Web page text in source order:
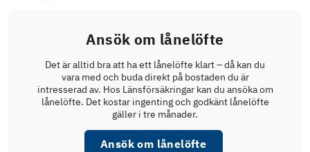
Ansök om lånelöfte
Det är alltid bra att ha ett lånelöfte klart – då kan du
vara med och buda direkt på bostaden du är
intresserad av. Hos Länsförsäkringar kan du ansöka om
lånelöfte. Det kostar ingenting och godkänt lånelöfte
gäller i tre månader.
Ansök om lånelöfte